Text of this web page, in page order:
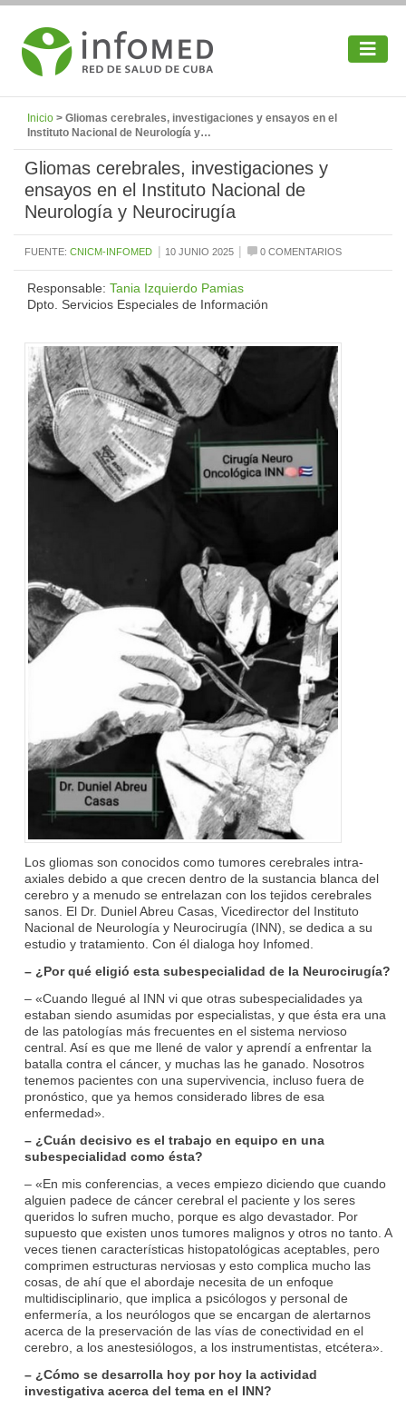
Inicio > Gliomas cerebrales, investigaciones y ensayos en el
Instituto Nacional de Neurología y…
Gliomas cerebrales, investigaciones y
ensayos en el Instituto Nacional de
Neurología y Neurocirugía
FUENTE: CNICM-INFOMED | 10 JUNIO 2025 | 0 COMENTARIOS
Responsable: Tania Izquierdo Pamias
Dpto. Servicios Especiales de Información
Los gliomas son conocidos como tumores cerebrales intra-
axiales debido a que crecen dentro de la sustancia blanca del
cerebro y a menudo se entrelazan con los tejidos cerebrales
sanos. El Dr. Duniel Abreu Casas, Vicedirector del Instituto
Nacional de Neurología y Neurocirugía (INN), se dedica a su
estudio y tratamiento. Con él dialoga hoy Infomed.
– ¿Por qué eligió esta subespecialidad de la Neurocirugía?
– «Cuando llegué al INN vi que otras subespecialidades ya
estaban siendo asumidas por especialistas, y que ésta era una
de las patologías más frecuentes en el sistema nervioso
central. Así es que me llené de valor y aprendí a enfrentar la
batalla contra el cáncer, y muchas las he ganado. Nosotros
tenemos pacientes con una supervivencia, incluso fuera de
pronóstico, que ya hemos considerado libres de esa
enfermedad».
– ¿Cuán decisivo es el trabajo en equipo en una
subespecialidad como ésta?
– «En mis conferencias, a veces empiezo diciendo que cuando
alguien padece de cáncer cerebral el paciente y los seres
queridos lo sufren mucho, porque es algo devastador. Por
supuesto que existen unos tumores malignos y otros no tanto. A
veces tienen características histopatológicas aceptables, pero
comprimen estructuras nerviosas y esto complica mucho las
cosas, de ahí que el abordaje necesita de un enfoque
multidisciplinario, que implica a psicólogos y personal de
enfermería, a los neurólogos que se encargan de alertarnos
acerca de la preservación de las vías de conectividad en el
cerebro, a los anestesiólogos, a los instrumentistas, etcétera».
– ¿Cómo se desarrolla hoy por hoy la actividad
investigativa acerca del tema en el INN?